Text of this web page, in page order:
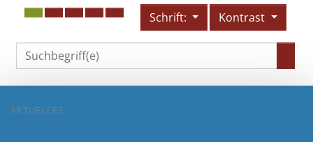
Schrift: Kontrast
AKTUELLES